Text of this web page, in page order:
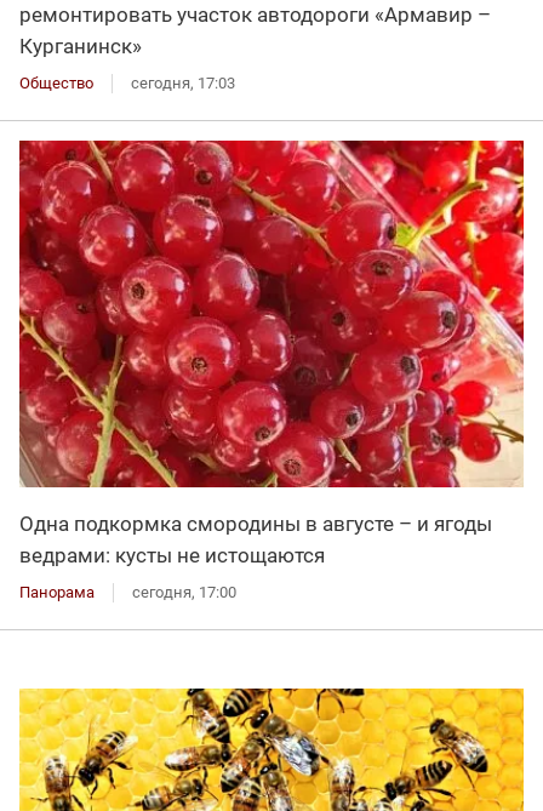
ремонтировать участок автодороги «Армавир –
Курганинск»
Общество сегодня, 17:03
Одна подкормка смородины в августе – и ягоды
ведрами: кусты не истощаются
Панорама сегодня, 17:00